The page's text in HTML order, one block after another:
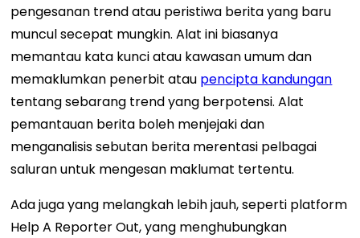
pengesanan trend atau peristiwa berita yang baru
muncul secepat mungkin. Alat ini biasanya
memantau kata kunci atau kawasan umum dan
memaklumkan penerbit atau pencipta kandungan
tentang sebarang trend yang berpotensi. Alat
pemantauan berita boleh menjejaki dan
menganalisis sebutan berita merentasi pelbagai
saluran untuk mengesan maklumat tertentu.
Ada juga yang melangkah lebih jauh, seperti platform
Help A Reporter Out, yang menghubungkan